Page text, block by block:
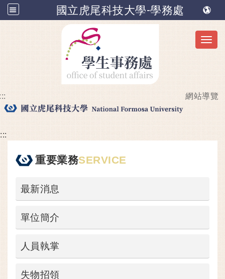
國立虎尾科技大學-學務處
網站導覽
:::
重要業務SERVICE
最新消息
單位簡介
人員執掌
失物招領